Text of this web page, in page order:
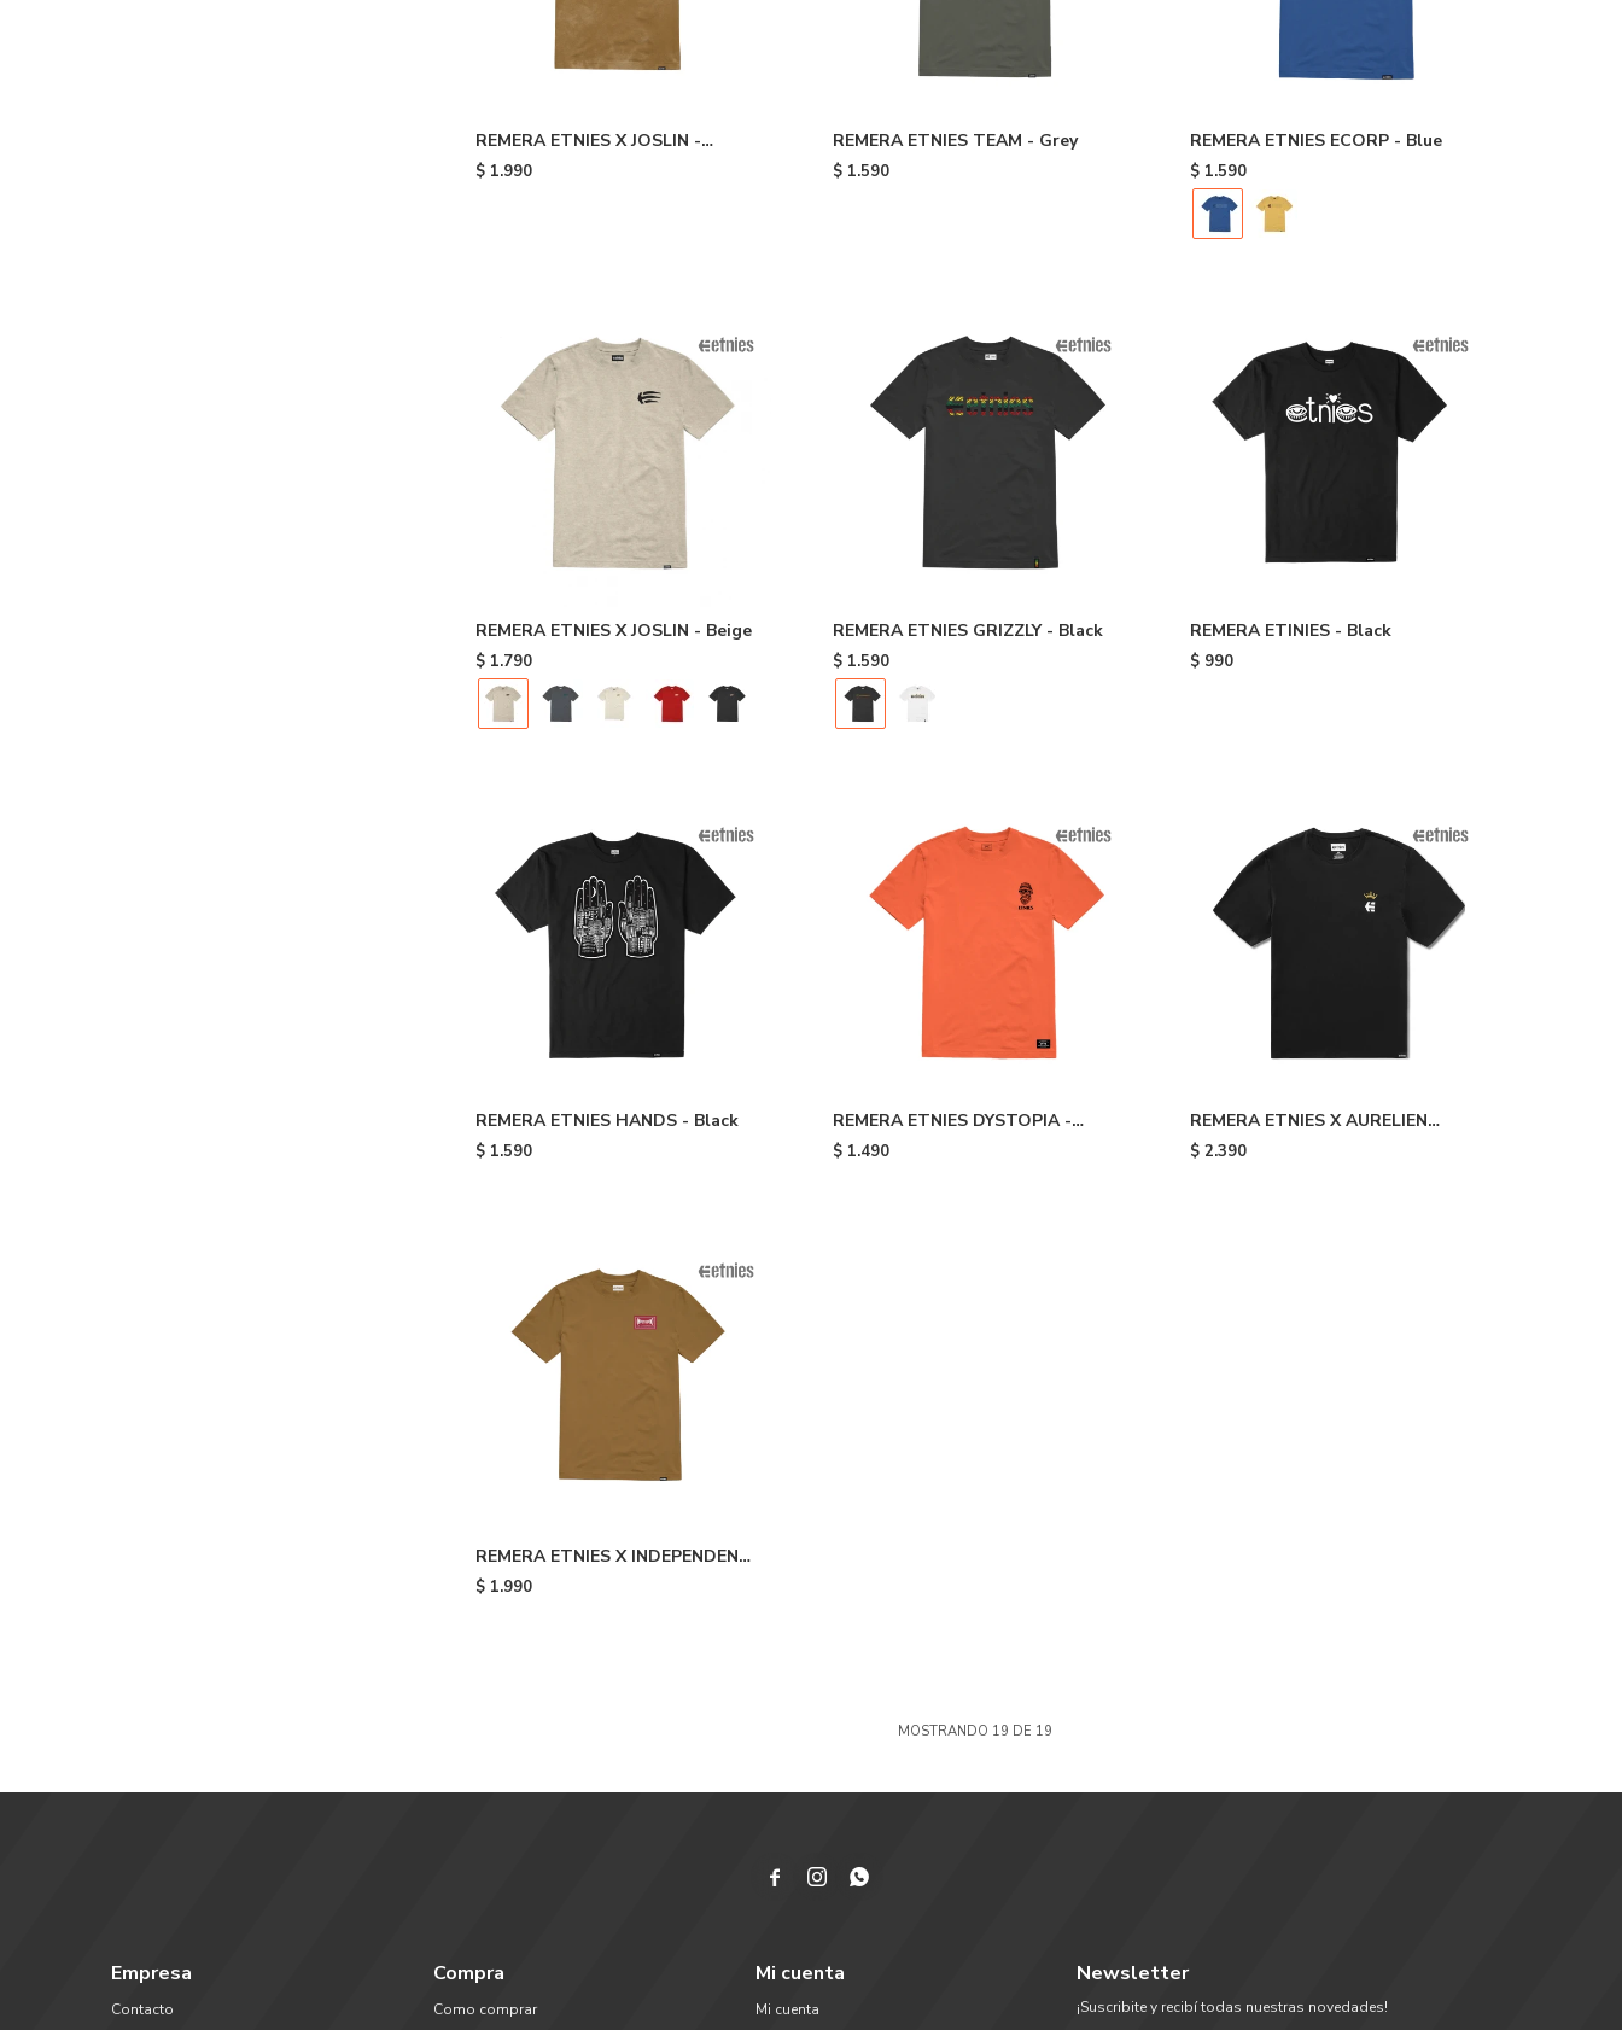
REMERA ETNIES X JOSLIN -
Brown
$ 1.990
REMERA ETNIES TEAM - Grey
$ 1.590
REMERA ETNIES ECORP - Blue
$ 1.590
REMERA ETNIES X JOSLIN - Beige
$ 1.790
REMERA ETNIES GRIZZLY - Black
$ 1.590
REMERA ETINIES - Black
$ 990
REMERA ETNIES HANDS - Black
$ 1.590
REMERA ETNIES DYSTOPIA -
Orange
$ 1.490
REMERA ETNIES X AURELIEN
GIRAUD - Black
$ 2.390
REMERA ETNIES X INDEPENDENT
- Tobacco
$ 1.990
MOSTRANDO 19 DE 19
Empresa
Contacto
Compra
Como comprar
Mi cuenta
Mi cuenta
  
Newsletter
¡Suscribite y recibí todas nuestras novedades!